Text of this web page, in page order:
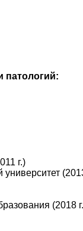
патологий:
г.)
(2018